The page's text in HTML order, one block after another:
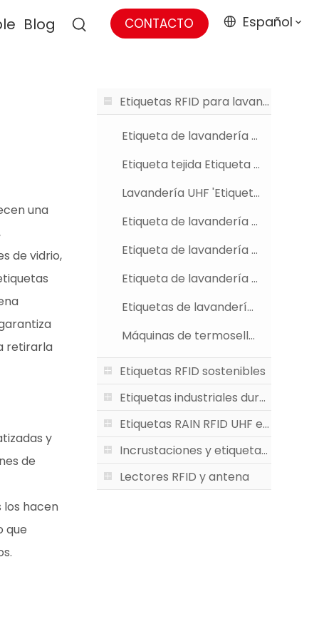
Blog CONTACTO Español
una
de vidrio,
retirarla
y
de
los hacen
que
Etiquetas RFID para lavandería
Etiqueta de lavandería rfid
Etiqueta tejida Etiqueta de lavandería RFID
Lavandería UHF 'Etiqueta en rollo'
Etiqueta de lavandería de doble frecuencia
Etiqueta de lavandería RFID de silicona
Etiqueta de lavandería con botón RFID
Etiquetas de lavandería RFID satinada de sellado
Máquinas de termosellado
Etiquetas RFID sostenibles
Etiquetas industriales duras RFID
Etiquetas RAIN RFID UHF e incrustaciones UHF
Incrustaciones y etiquetas HF y NFC
Lectores RFID y antena